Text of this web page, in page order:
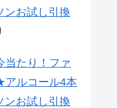
ンお試し引換
当たり！ファ
アルコール4本
ンお試し引換